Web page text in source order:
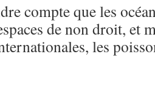
compte que les
de non droit, et
les